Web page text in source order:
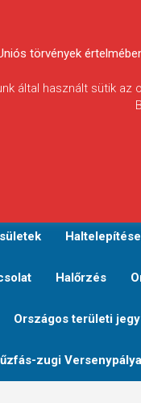
Halőrzés
Országos területi jegy
zugi Versenypálya
törvények
által használt sütik az